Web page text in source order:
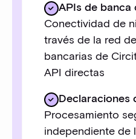
APIs de banca
Conectividad de
través de la red
bancarias de
API directas
Declaraciones
Procesamiento
independiente de